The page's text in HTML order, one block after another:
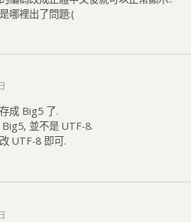
哪裡出了問題:(
成 Big5 了.
並不是 UTF-8.
UTF-8 即可.